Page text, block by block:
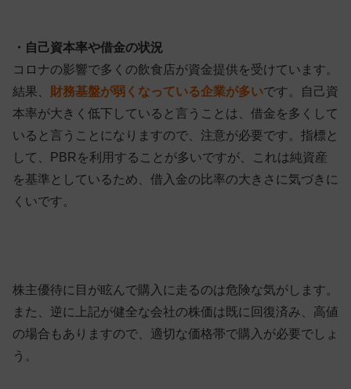
・自己資本率や借金の状況
コロナの影響で多くの飲食店が資金提供を受けています。
結果、
財務基盤が弱くなっている企業が多いです。自己資
本率が大きく低下していると言うことは、借金を多くして
いると言うことになりますので、注意が必要です。指標と
して、PBRを利用することが多いですが、これは純資産
を基準としているため、借入金の比率の大きさに気づきに
くいです。
株主優待に目が眩んで購入に走るのは危険な気がします。
また、逆に上記が健全な会社の株価は既に回復済み、高値
の場合もありますので、適切な価格帯で購入が必要でしょ
う。